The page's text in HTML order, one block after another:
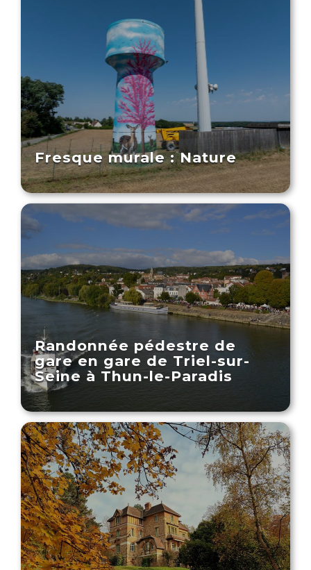
Fresque murale : Nature
Randonnée pédestre de
gare en gare de Triel-sur-
Seine à Thun-le-Paradis